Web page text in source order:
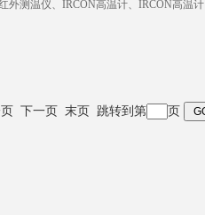
外测温仪、IRCON高温计、IRCON高温计
下一页 末页 跳转到第 页